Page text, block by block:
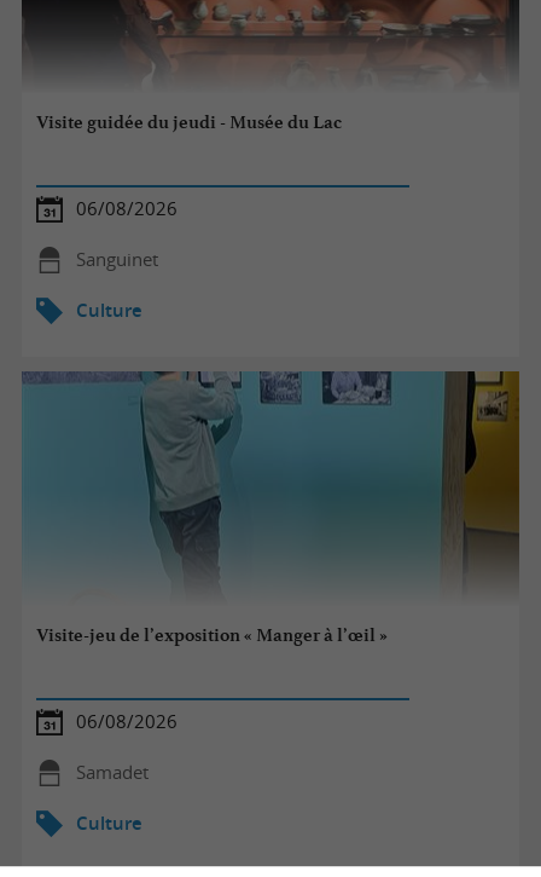
Visite guidée du jeudi - Musée du Lac
06/08/2026
Sanguinet
Culture
Visite-jeu de l’exposition « Manger à l’œil »
06/08/2026
Samadet
Culture